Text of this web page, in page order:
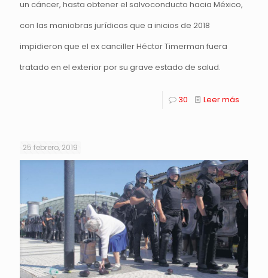
un cáncer, hasta obtener el salvoconducto hacia México,
con las maniobras jurídicas que a inicios de 2018
impidieron que el ex canciller Héctor Timerman fuera
tratado en el exterior por su grave estado de salud.
30 Leer más
25 febrero, 2019